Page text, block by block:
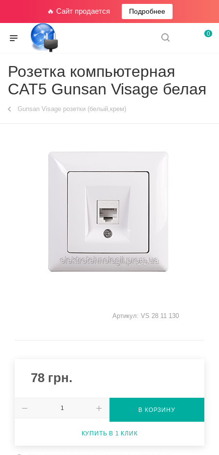
🔥 Сайт продается Подробнее
0
Розетка компьютерная
CAT5 Gunsan Visage белая
Gunsan Visage розетки (белый,крем)
Артикул: VS 28 11 130
78 грн.
В КОРЗИНУ
КУПИТЬ В 1 КЛИК